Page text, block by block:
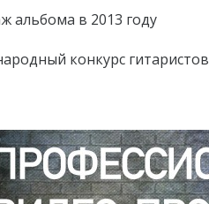
альбома в 2013 году
конкурс гитаристов